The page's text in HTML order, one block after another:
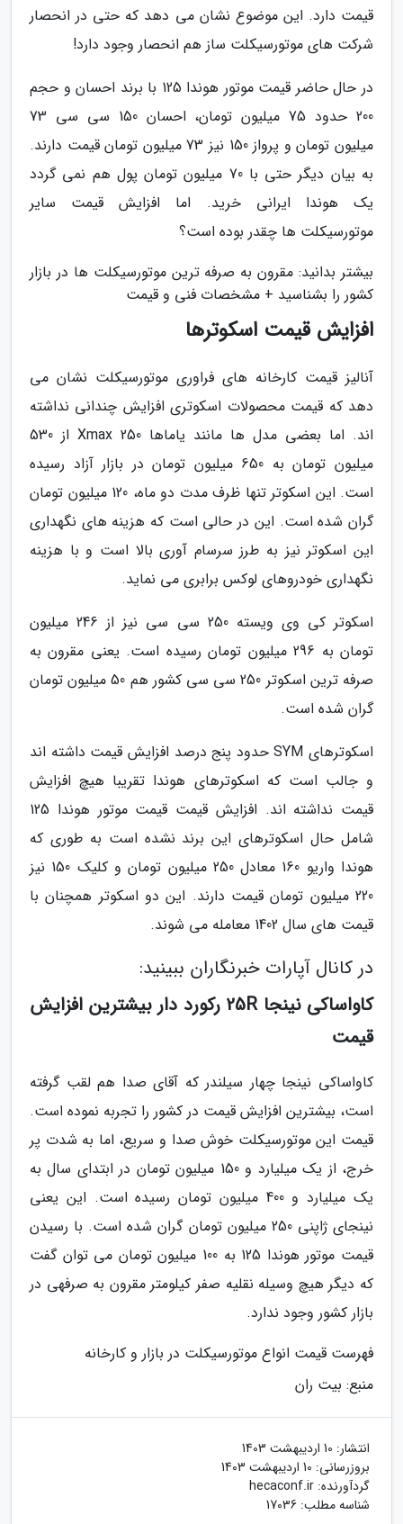
قیمت دارد. این موضوع نشان می دهد که حتی در انحصار
شرکت های موتورسیکلت ساز هم انحصار وجود دارد!
در حال حاضر قیمت موتور هوندا 125 با برند احسان و حجم
200 حدود 75 میلیون تومان، احسان 150 سی سی 73
میلیون تومان و پرواز 150 نیز 73 میلیون تومان قیمت دارند.
به بیان دیگر حتی با 70 میلیون تومان پول هم نمی گردد
یک هوندا ایرانی خرید. اما افزایش قیمت سایر
موتورسیکلت ها چقدر بوده است؟
بیشتر بدانید: مقرون به صرفه ترین موتورسیکلت ها در بازار
کشور را بشناسید + مشخصات فنی و قیمت
افزایش قیمت اسکوترها
آنالیز قیمت کارخانه های فراوری موتورسیکلت نشان می
دهد که قیمت محصولات اسکوتری افزایش چندانی نداشته
اند. اما بعضی مدل ها مانند یاماها Xmax 250 از 530
میلیون تومان به 650 میلیون تومان در بازار آزاد رسیده
است. این اسکوتر تنها ظرف مدت دو ماه، 120 میلیون تومان
گران شده است. این در حالی است که هزینه های نگهداری
این اسکوتر نیز به طرز سرسام آوری بالا است و با هزینه
نگهداری خودروهای لوکس برابری می نماید.
اسکوتر کی وی ویسته 250 سی سی نیز از 246 میلیون
تومان به 296 میلیون تومان رسیده است. یعنی مقرون به
صرفه ترین اسکوتر 250 سی سی کشور هم 50 میلیون تومان
گران شده است.
اسکوترهای SYM حدود پنج درصد افزایش قیمت داشته اند
و جالب است که اسکوترهای هوندا تقریبا هیچ افزایش
قیمت نداشته اند. افزایش قیمت قیمت موتور هوندا 125
شامل حال اسکوترهای این برند نشده است به طوری که
هوندا واریو 160 معادل 250 میلیون تومان و کلیک 150 نیز
220 میلیون تومان قیمت دارند. این دو اسکوتر همچنان با
قیمت های سال 1402 معامله می شوند.
در کانال آپارات خبرنگاران ببینید:
کاواساکی نینجا 25R رکورد دار بیشترین افزایش
قیمت
کاواساکی نینجا چهار سیلندر که آقای صدا هم لقب گرفته
است، بیشترین افزایش قیمت در کشور را تجربه نموده است.
قیمت این موتورسیکلت خوش صدا و سریع، اما به شدت پر
خرج، از یک میلیارد و 150 میلیون تومان در ابتدای سال به
یک میلیارد و 400 میلیون تومان رسیده است. این یعنی
نینجای ژاپنی 250 میلیون تومان گران شده است. با رسیدن
قیمت موتور هوندا 125 به 100 میلیون تومان می توان گفت
که دیگر هیچ وسیله نقلیه صفر کیلومتر مقرون به صرفهی در
بازار کشور وجود ندارد.
فهرست قیمت انواع موتورسیکلت در بازار و کارخانه
منبع: بیت ران
انتشار: 10 اردیبهشت 1403
بروزرسانی: 10 اردیبهشت 1403
گردآورنده: hecaconf.ir
شناسه مطلب: 17036